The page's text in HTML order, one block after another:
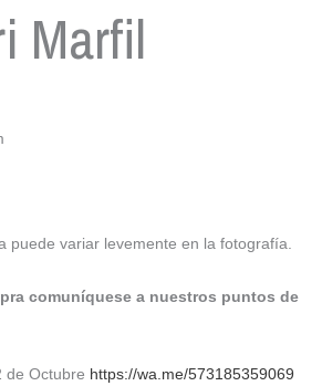
Marfil
puede variar levemente en la fotografía.
comuníquese a nuestros puntos de
de Octubre https://wa.me/573185359069